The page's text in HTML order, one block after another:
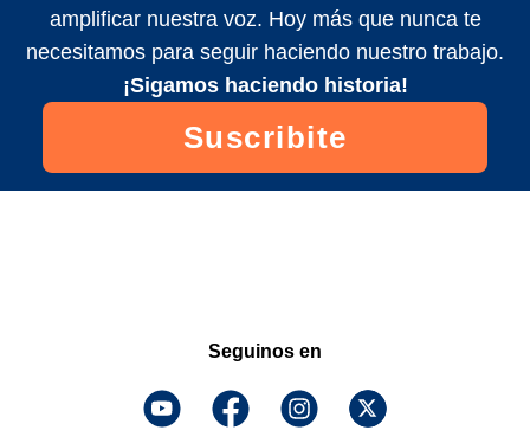
amplificar nuestra voz. Hoy más que nunca te
necesitamos para seguir haciendo nuestro trabajo.
¡Sigamos haciendo historia!
Suscribite
Seguinos en